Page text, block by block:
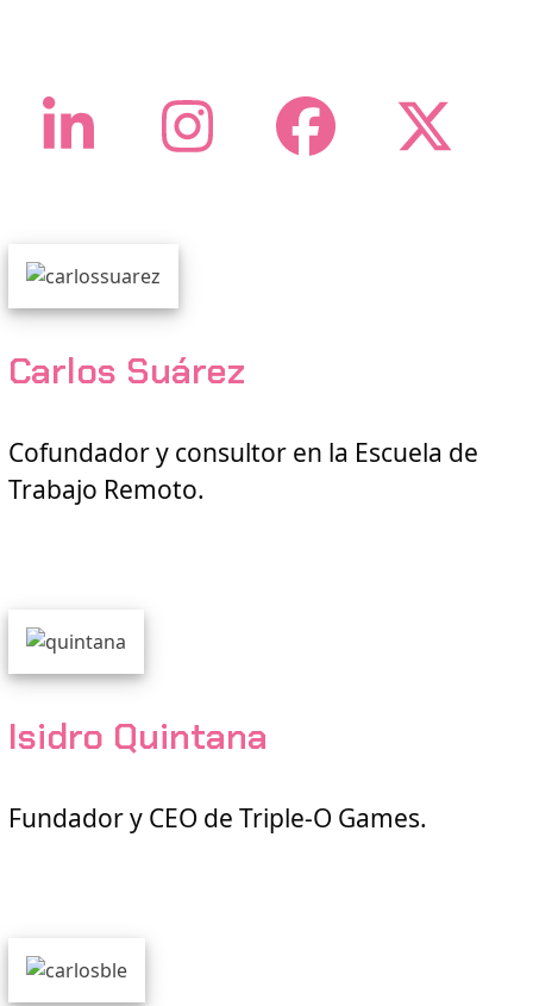
LinkedInInstagram
Carlos Suárez
Cofundador y consultor en la Escuela de
Trabajo Remoto.
Isidro Quintana
Fundador y CEO de Triple-O Games.